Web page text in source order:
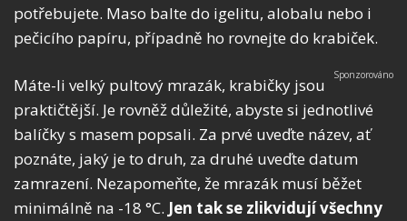
potřebujete. Maso balte do igelitu, alobalu nebo i
pečicího papíru, případně ho rovnejte do krabiček.
Máte-li velký pultový mrazák, krabičky jsou
praktičtější. Je rovněž důležité, abyste si jednotlivé
balíčky s masem popsali. Za prvé uveďte název, ať
poznáte, jaký je to druh, za druhé uveďte datum
zamrazení. Nezapomeňte, že mrazák musí běžet
minimálně na -18 °C. Jen tak se zlikvidují všechny